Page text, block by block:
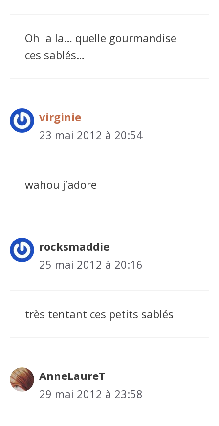
Oh la la… quelle gourmandise
ces sablés…
virginie
23 mai 2012 à 20:54
wahou j’adore
rocksmaddie
25 mai 2012 à 20:16
très tentant ces petits sablés
AnneLaureT
29 mai 2012 à 23:58